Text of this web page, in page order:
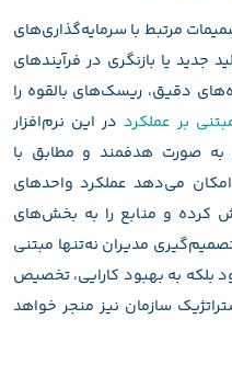
مرتبط با سرمایه‌گذاری‌های
جدید یا بازنگری در فرآیندهای
دقیق، ریسک‌های بالقوه را
بر عملکرد در این نرم‌افزار
به صورت هدفمند و مطابق با
می‌دهد عملکرد واحدهای
کرده و منابع را به بخش‌های
مدیران نه‌تنها مبتنی
بلکه به بهبود کارایی، تخصیص
سازمان نیز منجر خواهد